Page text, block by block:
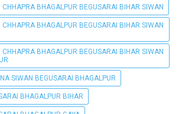
CHHAPRA BHAGALPUR BEGUSARAI BIHAR SIWAN
CHHAPRA BHAGALPUR BEGUSARAI BIHAR SIWAN
CHHAPRA BHAGALPUR BEGUSARAI BIHAR SIWAN
SIWAN BEGUSARAI BHAGALPUR
BHAGALPUR BIHAR